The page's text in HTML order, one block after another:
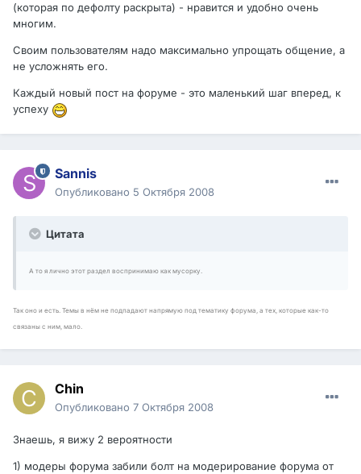
(которая по дефолту раскрыта) - нравится и удобно очень
многим.
Своим пользователям надо максимально упрощать общение, а
не усложнять его.
Каждый новый пост на форуме - это маленький шаг вперед, к
успеху
Sannis
Опубликовано 5 Октября 2008
Цитата
А то я лично этот раздел воспринимаю как мусорку.
Так оно и есть. Темы в нём не подпадают напрямую под тематику форума, а тех, которые как-то
связаны с ним, мало.
Chin
Опубликовано 7 Октября 2008
Знаешь, я вижу 2 вероятности
1) модеры форума забили болт на модерирование форума от